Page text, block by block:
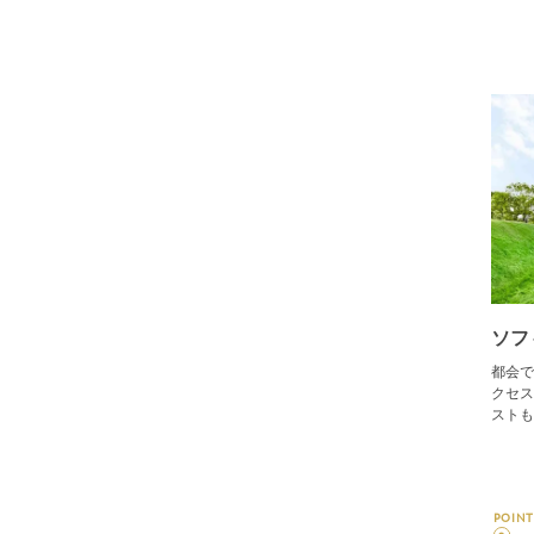
ソ
都会
クセ
スト
POINT